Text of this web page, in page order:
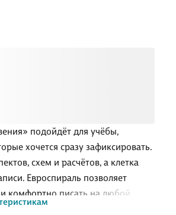
подойдёт для учёбы,
хочется сразу зафиксировать.
схем и расчётов, а клетка
Евроспираль позволяет
комфортно писать на любой
листы в рюкзаке и на